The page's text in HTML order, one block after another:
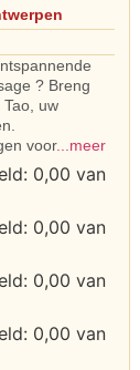
? Breng
uw
voor...meer